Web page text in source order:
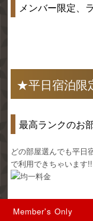
メンバー限定、
★平日宿泊限
最高ランクのお
どの部屋選んでも平日
で利用できちゃいます!!
Member's Only